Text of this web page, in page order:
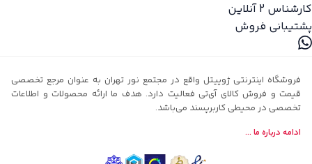
کارشناس 2
آنلاین
پشتیبانی فروش
فروشگاه اینترنتی ژوپیتل واقع در مجتمع نور تهران به عنوان مرجع تخصصی
قیمت و فروش کالای آی‌تی فعالیت دارد. هدف ما ارائه محصولات و اطلاعات
تخصصی در محیطی کاربرپسند می‌باشد.
ادامه درباره ما ...